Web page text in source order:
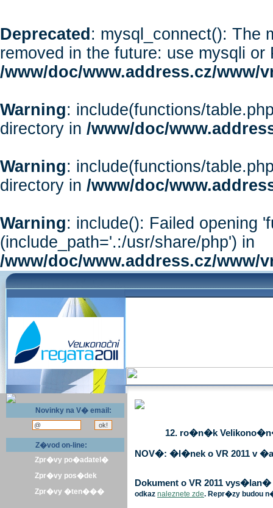
Deprecated : mysql_connect(): The
removed in the future: use mysqli or
/www/doc/www.address.cz/www/
Warning: include(functions/
directory in /www/doc/
Warning: include(functions/
directory in /www/doc/
Warning: include(): Failed opening
(include_path='.:/usr/share/php') in
/www/doc/www.address.cz/www/
Novinky na V� email:
Z�vod on-line:
Zpr�vy po�adatel�
Zpr�vy pos�dek
Zpr�vy �ten���
12. ro�n�k
NOV�: �l�nek o VR 2011 v
Dokument o VR 2011
odkaz naleznete zde. Repr�zy budou